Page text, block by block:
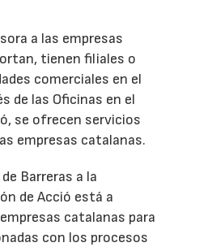
a las empresas
tienen filiales o
comerciales en el
de las Oficinas en el
se ofrecen servicios
empresas catalanas.
Barreras a la
de Acció está a
catalanas para
con los procesos